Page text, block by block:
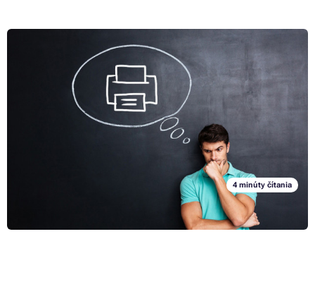
KVÍZ: 8 otázok o tlačiarňach a toneroch - poznáte všetky
Ako ste na tom s vedomosťami o tlačiarňach a toneroch? Ak patríte
medzi pravidelných čitateľov našich článkov, bude pre vás
zodpovedanie nasledujúcich 8 otázok v tlačiarenskom kvíze hračka.
Že máte ešte nejaké medzery v štúdiu? Nevadí, študijné materiály sú
našťastie stále online - nahliadnite do článkov na našom blogu a
nasajte vedomosti o tlačiarňach a toneroch, ktorými našich čitateľov
4 minúty čítania